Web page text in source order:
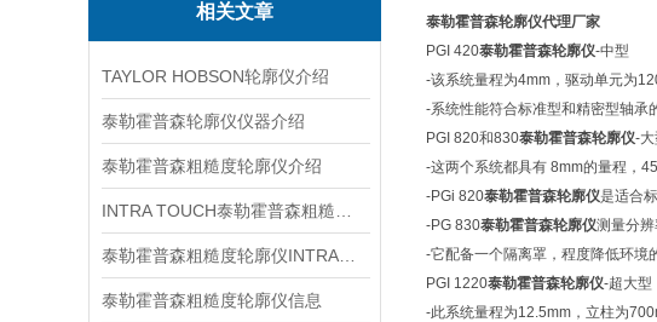
相关文章
TAYLOR HOBSON轮廓仪介绍
泰勒霍普森轮廓仪仪器介绍
泰勒霍普森粗糙度轮廓仪介绍
泰勒霍普森粗糙度轮廓仪信息
泰勒霍普森轮廓仪代理厂家
PGI 420泰勒霍普森轮廓仪-中型
-该系统量程为4mm，驱动单元为
-系统性能符合标准型和精密型轴承
PGI 820和830泰勒霍普森轮廓仪-大
-这两个系统都具有 8mm的量程，
-PGi 820泰勒霍普森轮廓仪是适合
-PG 830泰勒霍普森轮廓仪测量分
-它配备一个隔离罩，程度降低环境
PGI 1220泰勒霍普森轮廓仪-超大型
-此系统量程为12.5mm，立柱为